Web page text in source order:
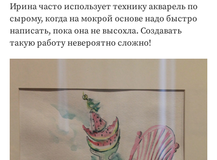
Ирина часто использует технику акварель по
сырому, когда на мокрой основе надо быстро
написать, пока она не высохла. Создавать
такую работу невероятно сложно!